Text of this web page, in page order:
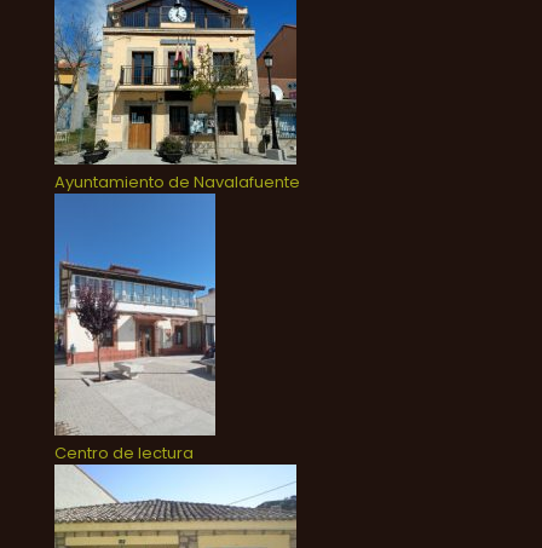
Ayuntamiento de Navalafuente
Centro de lectura